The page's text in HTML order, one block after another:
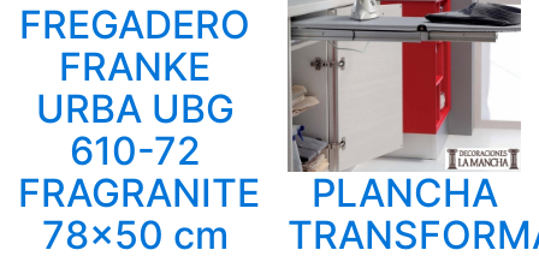
FREGADERO
FRANKE
URBA UBG
610-72
FRAGRANITE
78x50 cm
PLANCHA